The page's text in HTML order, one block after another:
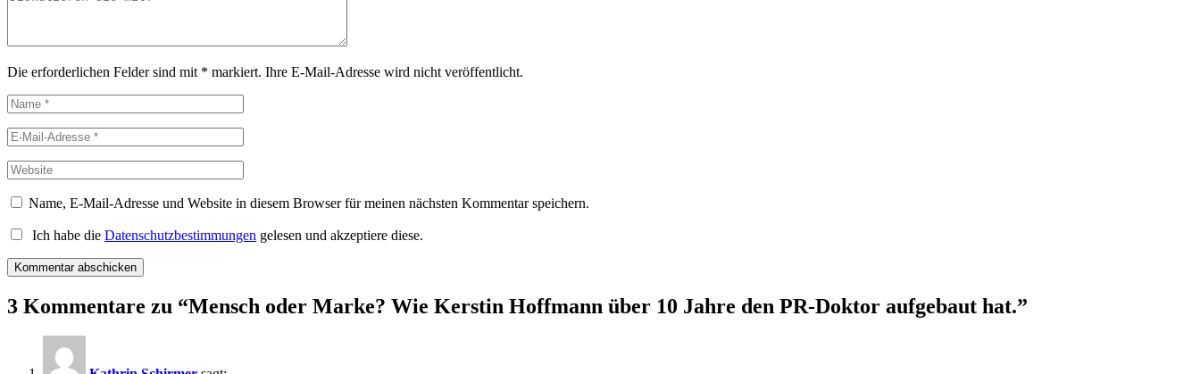
Die erforderlichen Felder sind mit * markiert. Ihre E-Mail-Adresse wird nicht veröffentlicht.
Name, E-Mail-Adresse und Website in diesem Browser für meinen nächsten Kommentar speichern.
Ich habe die Datenschutzbestimmungen gelesen und akzeptiere diese.
3 Kommentare zu “Mensch oder Marke? Wie Kerstin Hoffmann über 10 Jahre den PR-Doktor aufgebaut hat.”